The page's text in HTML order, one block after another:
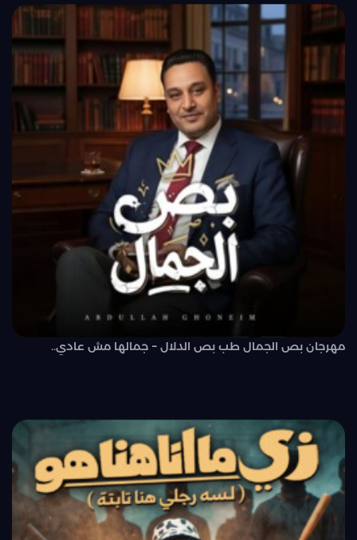
مهرجان بص الجمال طب بص الدلال – جمالها مش عادي..